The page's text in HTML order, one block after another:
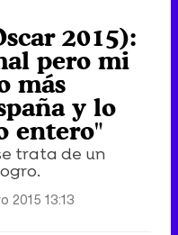
2015):
pero mi
más
y lo
entero"
trata de un
2015 13:13